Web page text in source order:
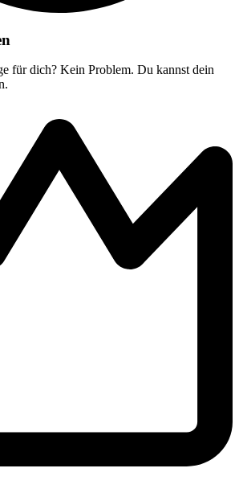
für dich? Kein Problem. Du kannst dein